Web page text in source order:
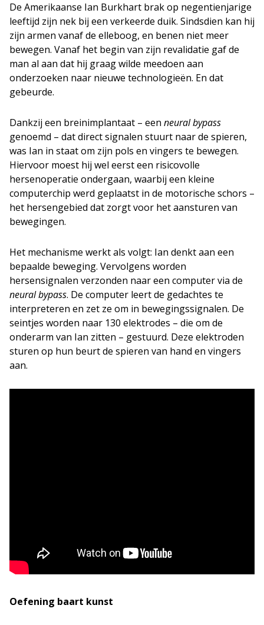
De Amerikaanse Ian Burkhart brak op negentienjarige
leeftijd zijn nek bij een verkeerde duik. Sindsdien kan hij
zijn armen vanaf de elleboog, en benen niet meer
bewegen. Vanaf het begin van zijn revalidatie gaf de
man al aan dat hij graag wilde meedoen aan
onderzoeken naar nieuwe technologieën. En dat
gebeurde.
Dankzij een breinimplantaat – een neural bypass
genoemd – dat direct signalen stuurt naar de spieren,
was Ian in staat om zijn pols en vingers te bewegen.
Hiervoor moest hij wel eerst een risicovolle
hersenoperatie ondergaan, waarbij een kleine
computerchip werd geplaatst in de motorische schors –
het hersengebied dat zorgt voor het aansturen van
bewegingen.
Het mechanisme werkt als volgt: Ian denkt aan een
bepaalde beweging. Vervolgens worden
hersensignalen verzonden naar een computer via de
neural bypass. De computer leert de gedachtes te
interpreteren en zet ze om in bewegingssignalen. De
seintjes worden naar 130 elektrodes – die om de
onderarm van Ian zitten – gestuurd. Deze elektroden
sturen op hun beurt de spieren van hand en vingers
aan.
Oefening baart kunst